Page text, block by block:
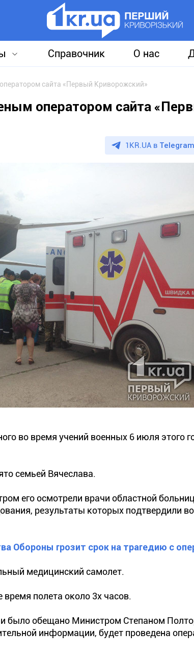
Справочник О нас
сайта «Первый Криворожский»
оператором сайта
1KR.UA в Telegram
во время учений военных 6 июля этого
семьей Вячеслава.
его осмотрели врачи областной
результаты которых подтвердили
Обороны грозит срок на трагедию с
медицинский самолет.
время полета около 3х часов.
обещано Министром Степаном
информации, будет проведена